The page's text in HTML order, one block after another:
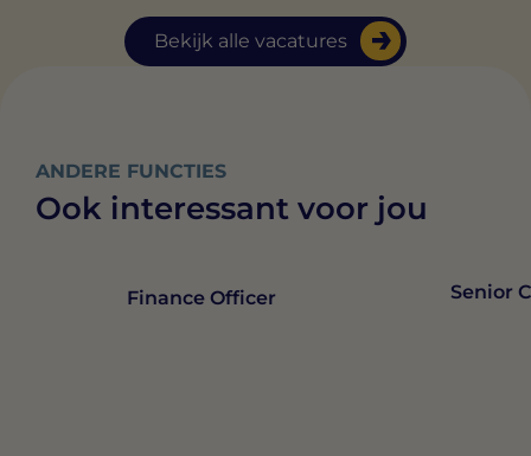
Bekijk alle vacatures
ANDERE FUNCTIES
Ook interessant voor jou
Finance Officer Senior